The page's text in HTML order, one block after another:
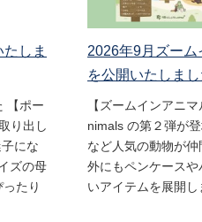
しま
【ポー
り出し
にな
ズの母
たり
2026年9月ズー
を公開いたしまし
【ズームインアニ
nimals の第２弾が
など人気の動物が
外にもペンケース
いアイテムを展開